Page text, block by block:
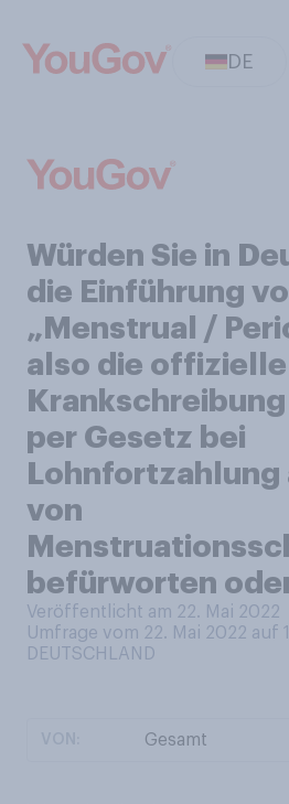
DE
Würden Sie in
die Einführung
„Menstrual /
also die offizielle
per Gesetz bei
Lohnfortzahlung
von
befürworten
Veröffentlicht am 22. Mai 2022
Umfrage vom 22. Mai 2022 auf
DEUTSCHLAND